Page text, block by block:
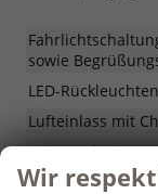
sowie
LED-Rückleuchten
Lufteinlass mit
Schwarz
Stoßfänger in
Wir